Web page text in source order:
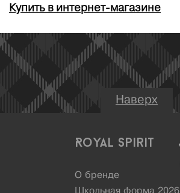
Купить в интернет-магазине
Наверх
Royal Spirit
О бренде
Школьная форма 2026